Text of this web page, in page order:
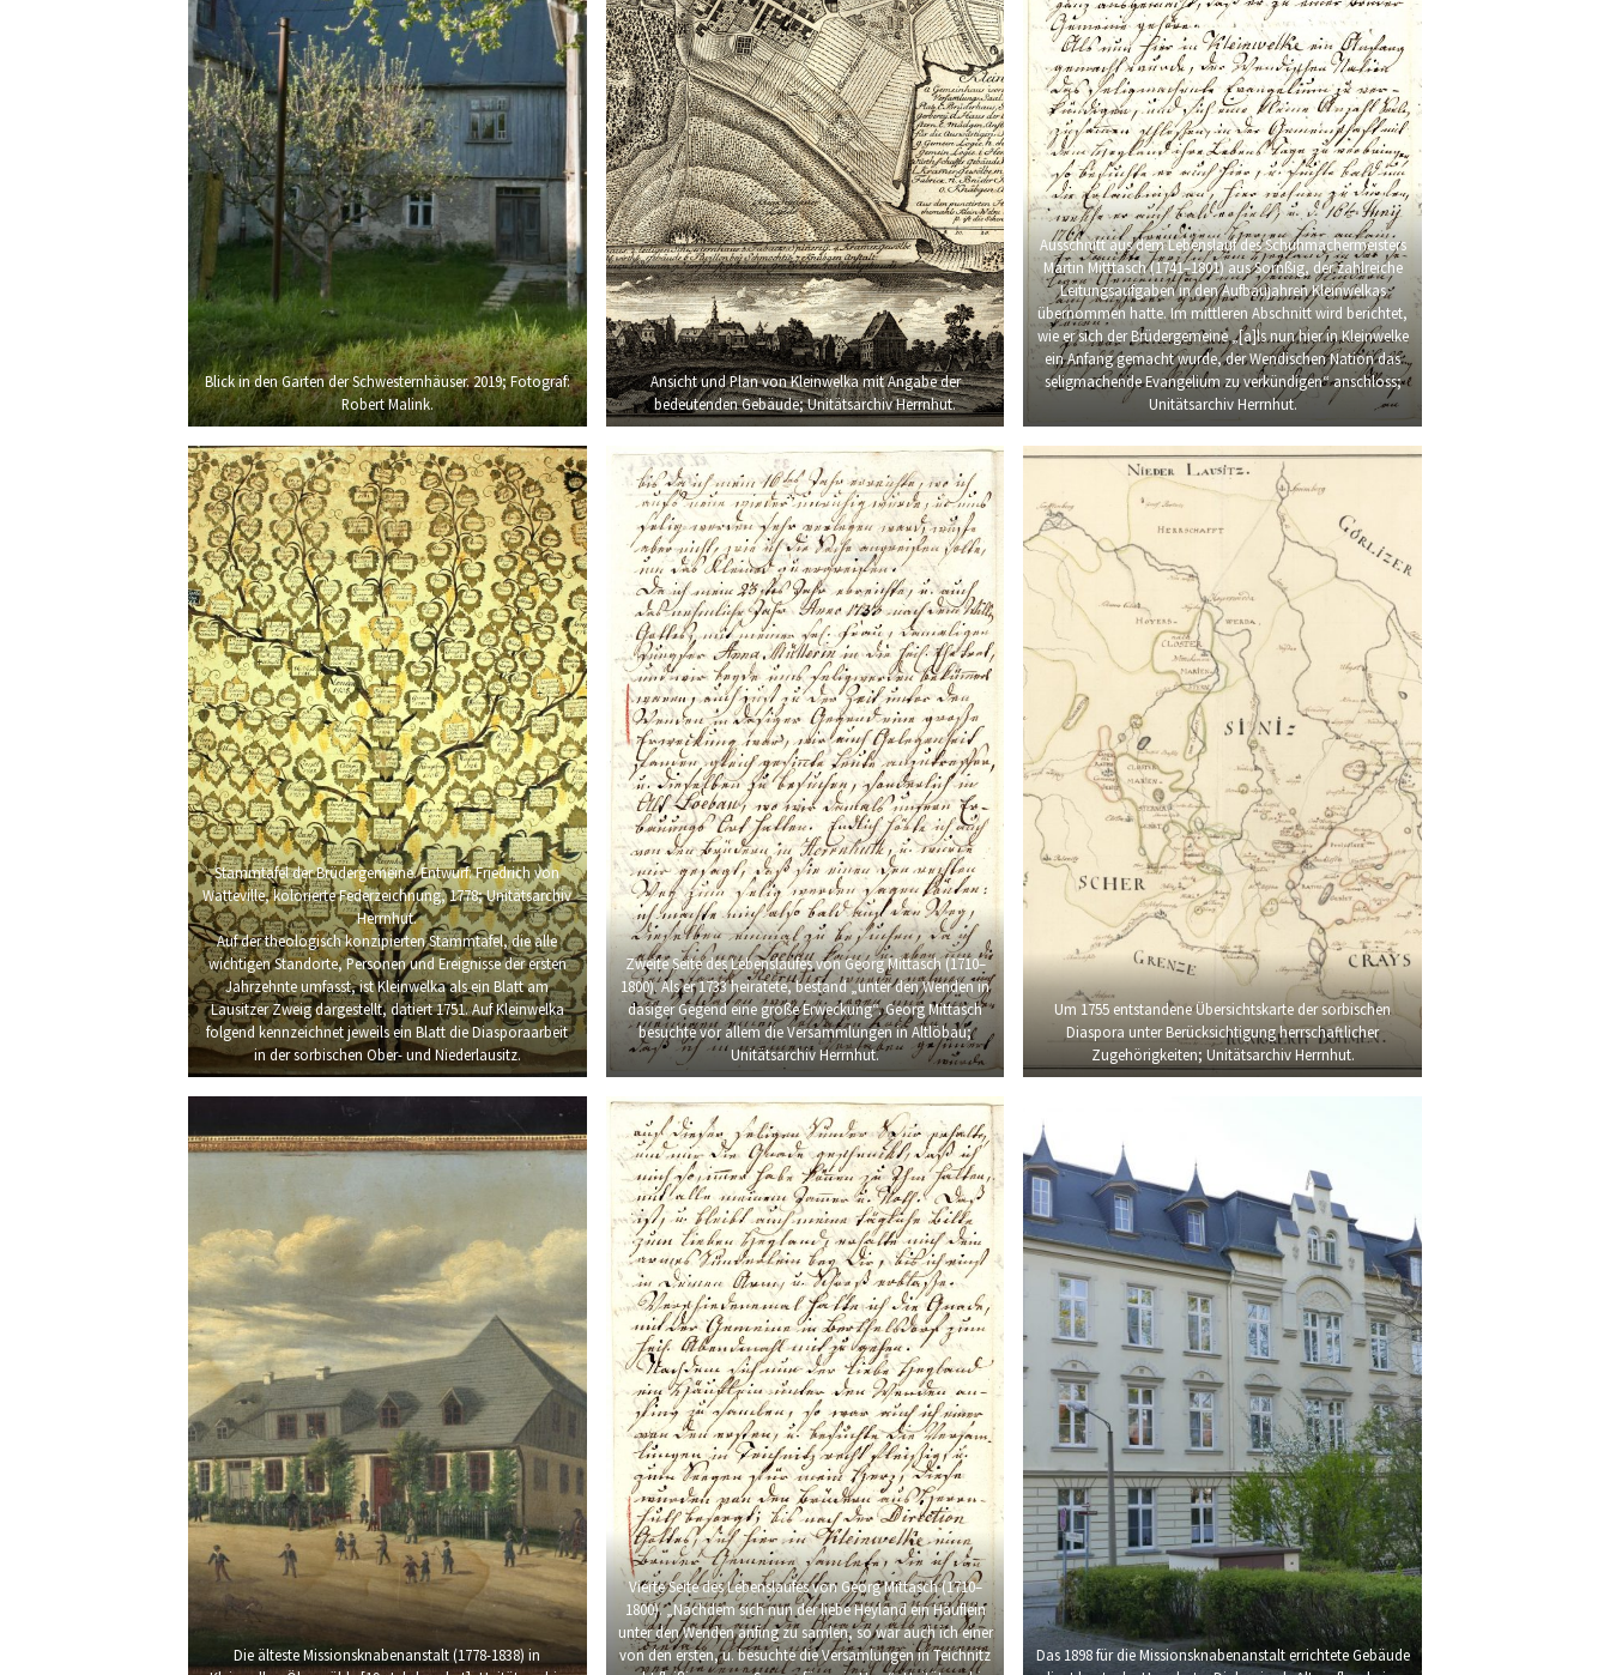
Blick in den Garten der Schwesternhäuser. 2019; Fotograf:
Robert Malink.
Ansicht und Plan von Kleinwelka mit Angabe der
bedeutenden Gebäude; Unitätsarchiv Herrnhut.
Ausschnitt aus dem Lebenslauf des Schuhmachermeisters
Martin Mitttasch (1741–1801) aus Sornßig, der zahlreiche
Leitungsaufgaben in den Aufbaujahren Kleinwelkas
übernommen hatte. Im mittleren Abschnitt wird berichtet,
wie er sich der Brüdergemeine „[a]ls nun hier in Kleinwelke
ein Anfang gemacht wurde, der Wendischen Nation das
seligmachende Evangelium zu verkündigen“ anschloss;
Unitätsarchiv Herrnhut.
Stammtafel der Brüdergemeine. Entwurf: Friedrich von
Watteville, kolorierte Federzeichnung, 1778; Unitätsarchiv
Herrnhut.
Auf der theologisch konzipierten Stammtafel, die alle
wichtigen Standorte, Personen und Ereignisse der ersten
Jahrzehnte umfasst, ist Kleinwelka als ein Blatt am
Lausitzer Zweig dargestellt, datiert 1751. Auf Kleinwelka
folgend kennzeichnet jeweils ein Blatt die Diasporaarbeit
in der sorbischen Ober- und Niederlausitz.
Zweite Seite des Lebenslaufes von Georg Mittasch (1710–
1800). Als er 1733 heiratete, bestand „unter den Wenden in
dasiger Gegend eine große Erweckung“. Georg Mittasch
besuchte vor allem die Versammlungen in Altlöbau;
Unitätsarchiv Herrnhut.
Um 1755 entstandene Übersichtskarte der sorbischen
Diaspora unter Berücksichtigung herrschaftlicher
Zugehörigkeiten; Unitätsarchiv Herrnhut.
Die älteste Missionsknabenanstalt (1778-1838) in
Vierte Seite des Lebenslaufes von Georg Mittasch (1710–
1800). „Nachdem sich nun der liebe Heyland ein Häuflein
unter den Wenden anfing zu samlen, so war auch ich einer
von den ersten, u. besuchte die Versamlungen in Teichnitz
Das 1898 für die Missionsknabenanstalt errichtete Gebäude